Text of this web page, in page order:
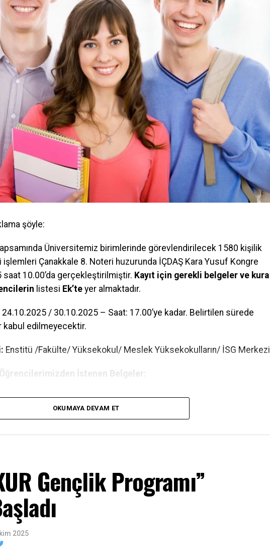
şöyle:
Üniversitemiz birimlerinde görevlendirilecek 1580 kişilik
Çanakkale 8. Noteri huzurunda İÇDAŞ Kara Yusuf Kongre
10.00’da gerçekleştirilmiştir. Kayıt için gerekli belgeler ve kura
listesi Ek’te yer almaktadır.
24.10.2025 / 30.10.2025 – Saat: 17.00’ye kadar. Belirtilen sürede
edilmeyecektir.
Enstitü /Fakülte/ Yüksekokul/ Meslek Yüksekokulların/ İSG Merkezi
İstenen Belgeler:
Barınma Belgesi” (E-Devlet) / Diğer toplu alanlar için “Kanıtlayıcı
yaşam alanlarında olanlar için hane gelir şartı aranmaz.)
Kişi Belgesi (E-Devlet) (Yurt ve benzeri toplu yaşam alanları
OKUMAYA DEVAM ET
Gençlik Programı”
2025